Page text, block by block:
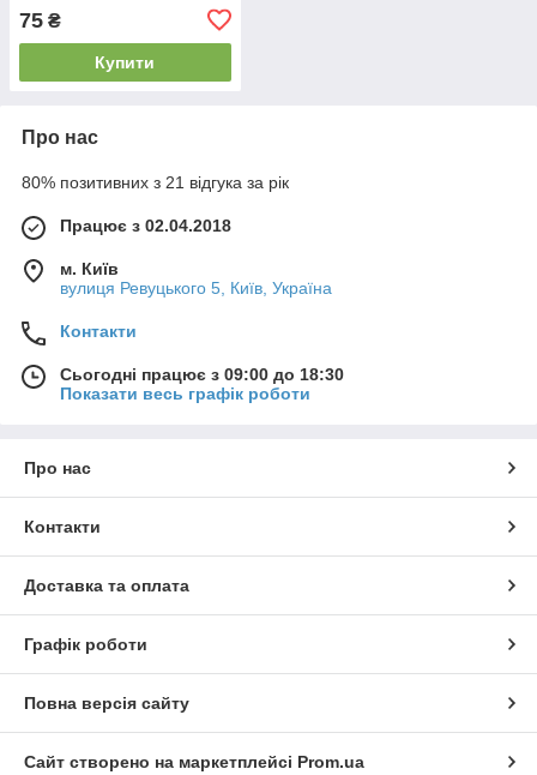
75 ₴
Купити
Про нас
80% позитивних з 21 відгука за рік
Працює з 02.04.2018
м. Київ
вулиця Ревуцького 5, Київ, Україна
Контакти
Сьогодні працює з 09:00 до 18:30
Показати весь графік роботи
Про нас
Контакти
Доставка та оплата
Графік роботи
Повна версія сайту
Сайт створено на маркетплейсі Prom.ua